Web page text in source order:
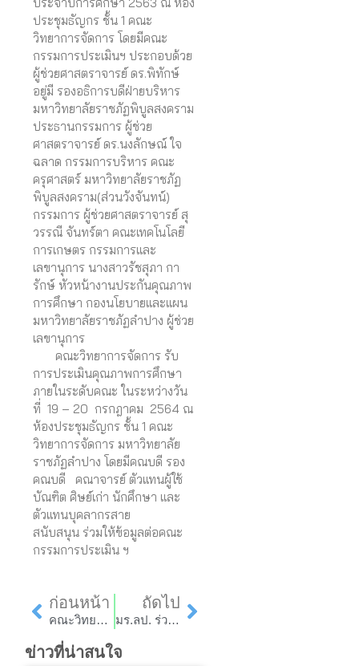
ประชุมธัญกร ชั้น1 คณะ
วิทยาการจัดการ โดยมีคณะ
กรรมการประเมินฯ ประกอบด้วย
ผู้ช่วยศาสตราจารย์ ดร.พิทักษ์
อยู่มี รองอธิการบดีฝ่ายบริหาร
มหาวิทยาลัยราชภัฏพิบูลสงคราม
ประธานกรรมการ ผู้ช่วย
ศาสตราจารย์ ดร.นงลักษณ์ ใจ
ฉลาด กรรมการบริหาร คณะ
ครุศาสตร์ มหาวิทยาลัยราชภัฏ
พิบูลสงคราม(ส่วนวังจันทน์)
กรรมการ ผู้ช่วยศาสตราจารย์ สุ
วรรณี จันทร์ตา คณะเทคโนโลยี
การเกษตร กรรมการและ
เลขานุการ นางสาวรัชสุภา กา
รักษ์ หัวหน้างานประกันคุณภาพ
การศึกษา กองนโยบายและแผน
มหาวิทยาลัยราชภัฏลำปาง ผู้ช่วย
เลขานุการ
คณะวิทยาการจัดการ รับ
การประเมินคุณภาพการศึกษา
ภายในระดับคณะ ในระหว่างวัน
ที่ 19 – 20 กรกฎาคม 2564 ณ
ห้องประชุมธัญกร ชั้น 1 คณะ
วิทยาการจัดการ มหาวิทยาลัย
ราชภัฏลำปาง โดยมีคณบดี รอง
คณบดี คณาจารย์ ตัวแทนผู้ใช้
บัณฑิต ศิษย์เก่า นักศึกษา และ
ตัวแทนบุคลากรสาย
สนับสนุน ร่วมให้ข้อมูลต่อคณะ
กรรมการประเมิน ฯ
Prev
ก่อนหน้า
คณะวิทยาการจัดการ จัดการประชุมอาจารย์และเจ้าหน้าที่ ครั้งที่ 2/2564 ผ่านสื่ออิเล็กทรอนิกส์
ถัดไป
มร.ลป. ร่วมลงนาม MOU กับ บ. ซีพี ออลล์ จำกัด (มหาชน)
Next
ข่าวที่น่าสนใจ